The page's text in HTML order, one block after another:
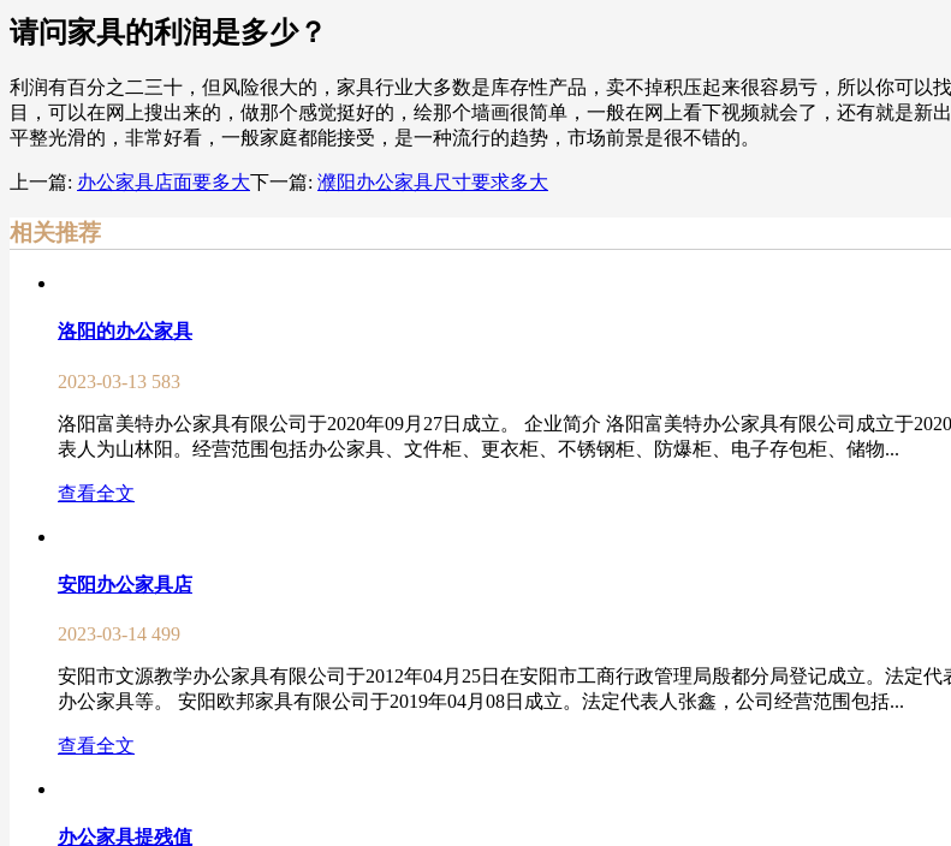
请问家具的利润是多少？
利润有百分之二三十，但风险很大的，家具行业大多数是库存性产品，卖不掉积压起来很容易亏，所以你可
目，可以在网上搜出来的，做那个感觉挺好的，绘那个墙画很简单，一般在网上看下视频就会了，还有就是
平整光滑的，非常好看，一般家庭都能接受，是一种流行的趋势，市场前景是很不错的。
上一篇: 办公家具店面要多大下一篇: 濮阳办公家具尺寸要求多大
相关推荐
洛阳的办公家具
2023-03-13 583
洛阳富美特办公家具有限公司于2020年09月27日成立。 企业简介 洛阳富美特办公家具有限公司成立于
表人为山林阳。经营范围包括办公家具、文件柜、更衣柜、不锈钢柜、防爆柜、电子存包柜、储物...
查看全文
安阳办公家具店
2023-03-14 499
安阳市文源教学办公家具有限公司于2012年04月25日在安阳市工商行政管理局殷都分局登记成立。法定
办公家具等。 安阳欧邦家具有限公司于2019年04月08日成立。法定代表人张鑫，公司经营范围包括...
查看全文
办公家具提残值